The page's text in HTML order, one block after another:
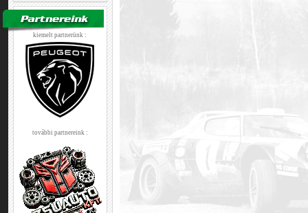
kiemelt partnerünk :
további partnereink :